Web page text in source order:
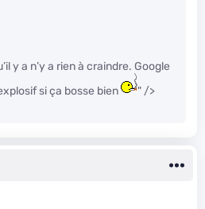
y a n’y a rien à craindre. Google
si ça bosse bien
" />